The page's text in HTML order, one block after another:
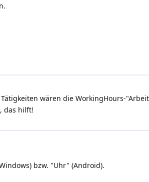
wären die WorkingHours-
das hilft!
bzw. "Uhr" (Android).